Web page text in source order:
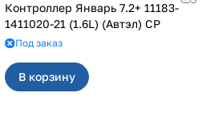
Контроллер Январь 7.2+ 11183-
1411020-21 (1.6L) (Автэл) СР
Под заказ
В корзину